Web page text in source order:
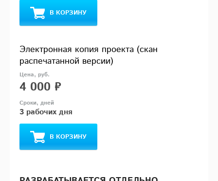
В КОРЗИНУ
Электронная копия проекта (скан
распечатанной версии)
4 000 ₽
3 рабочих дня
В КОРЗИНУ